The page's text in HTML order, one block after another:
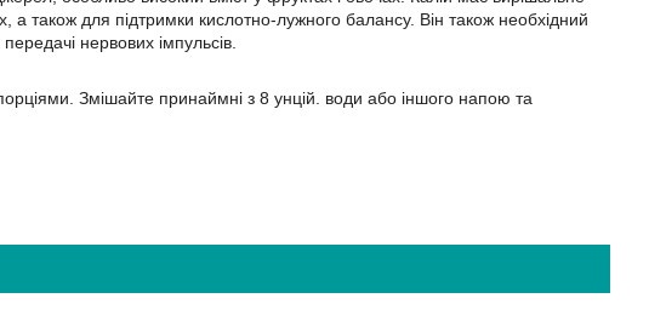
а також для підтримки кислотно-лужного балансу. Він також необхідний
нервових імпульсів.
Змішайте принаймні з 8 унцій. води або іншого напою та